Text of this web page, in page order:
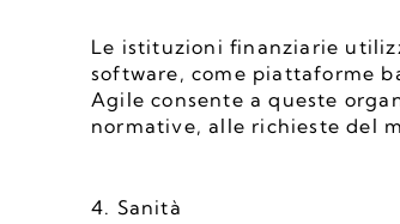
Le istituzioni finanziarie
software, come piattaforme
Agile consente a queste
normative, alle richieste del
4. Sanità